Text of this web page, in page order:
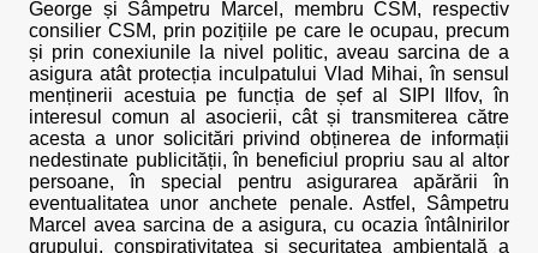
George și Sâmpetru Marcel, membru CSM, respectiv
consilier CSM, prin pozițiile pe care le ocupau, precum
și prin conexiunile la nivel politic, aveau sarcina de a
asigura atât protecția inculpatului Vlad Mihai, în sensul
menținerii acestuia pe funcția de șef al SIPI Ilfov, în
interesul comun al asocierii, cât și transmiterea către
acesta a unor solicitări privind obținerea de informații
nedestinate publicității, în beneficiul propriu sau al altor
persoane, în special pentru asigurarea apărării în
eventualitatea unor anchete penale. Astfel, Sâmpetru
Marcel avea sarcina de a asigura, cu ocazia întâlnirilor
grupului, conspirativitatea și securitatea ambientală a